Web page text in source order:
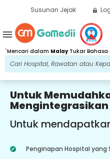
Susunan Jejak
*Mencari dalam MalayTukar Bahasa
menu
Untuk
Mengintegrasikan
Untuk
Penginapan Hospital yang